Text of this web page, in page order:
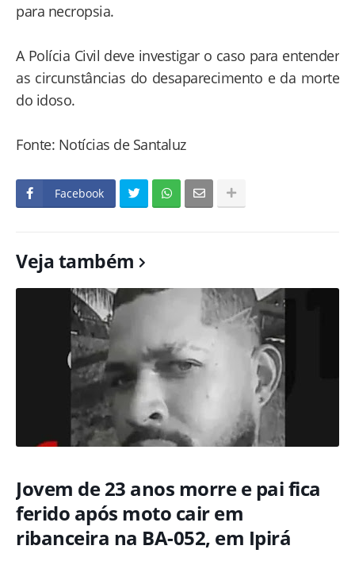
para necropsia.
A Polícia Civil deve investigar o caso para entender
as circunstâncias do desaparecimento e da morte
do idoso.
Fonte: Notícias de Santaluz
Facebook
Veja também
Jovem de 23 anos morre e pai fica
ferido após moto cair em
ribanceira na BA-052, em Ipirá